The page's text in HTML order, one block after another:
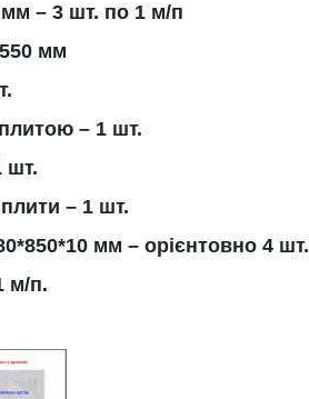
– 3 шт. по 1 м/п
550 мм
– 1 шт.
шт.
– 1 шт.
мм – орієнтовно 4 шт.
м/п.